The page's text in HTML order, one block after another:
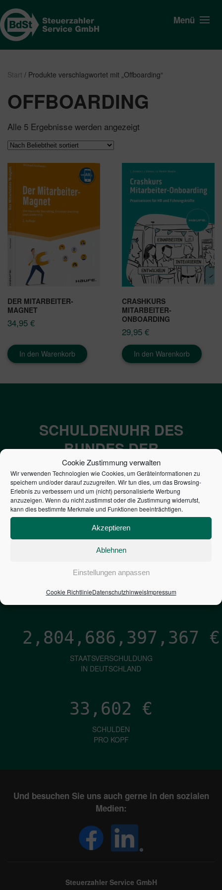
Cookie Zustimmung verwalten
Wir verwenden Technologien wie Cookies, um Geräteinformationen zu
speichern und/oder darauf zuzugreifen. Wir tun dies, um das Browsing-
Erlebnis zu verbessern und um (nicht) personalisierte Werbung
anzuzeigen. Wenn du nicht zustimmst oder die Zustimmung widerrufst,
kann dies bestimmte Merkmale und Funktionen beeinträchtigen.
Akzeptieren
Ablehnen
Einstellungen anpassen
Cookie RichtlinieDatenschutzhinweisImpressum
Menü
Start / Produkte verschlagwortet mit „Offboarding“
OFFBOARDING
Alle 5 Ergebnisse werden angezeigt
DER MITARBEITER-
MAGNET
34,95 €
In den Warenkorb
CRASHKURS
MITARBEITER-
ONBOARDING
29,95 €
In den Warenkorb
SCHULDENUHR DES
BUNDES DER
STEUERZAHLER
7,052€
NEUVERSCHULDUNG
PRO SEKUNDE
1,601€
PRO SEKUNDE
2,804,686,398,637 €
STAATSVERSCHULDUNG
IN DEUTSCHLAND
33,602 €
SCHULDEN
PRO KOPF
Und besuchen Sie uns auch gerne in den sozialen
Medien:
Steuerzahler Service GmbH